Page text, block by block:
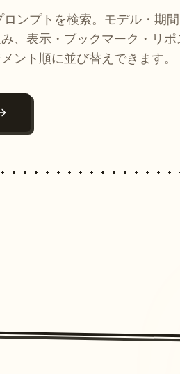
ンプトを検索。モデル・期
、表示・ブックマーク・リポ
ント順に並び替えできます。